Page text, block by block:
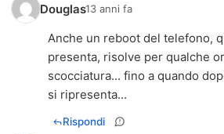
Douglas13 anni fa
Anche un reboot del telefono,
presenta, risolve per qualche
scocciatura... fino a quando
si ripresenta...
Rispondi